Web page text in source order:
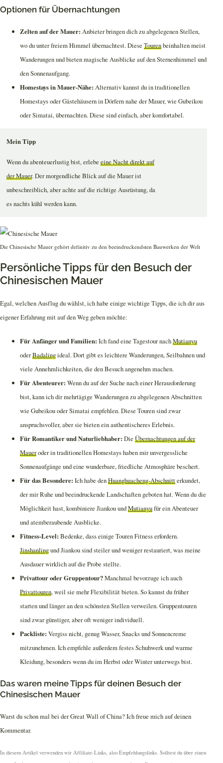
Optionen für Übernachtungen
Zelten auf der Mauer: Anbieter bringen dich zu abgelegenen Stellen,
wo du unter freiem Himmel übernachtest. Diese Tourenbeinhalten meist
Wanderungen und bieten magische Ausblicke auf den Sternenhimmel und
den Sonnenaufgang.
Homestays in Mauer-Nähe: Alternativ kannst du in traditionellen
Homestays oder Gästehäusern in Dörfern nahe der Mauer, wie Gubeikou
oder Simatai, übernachten. Diese sind einfach, aber komfortabel.
Mein Tipp
Wenn du abenteuerlustig bist, erlebe eine Nacht direkt auf
der Mauer. Der morgendliche Blick auf die Mauer ist
unbeschreiblich, aber achte auf die richtige Ausrüstung, da
es nachts kühl werden kann.
Die Chinesische Mauer gehört definitiv zu den beeindruckendsten Bauwerken der Welt
Persönliche Tipps für den Besuch der
Chinesischen Mauer
Egal, welchen Ausflug du wählst, ich habe einige wichtige Tipps, die ich dir aus
eigener Erfahrung mit auf den Weg geben möchte:
Für Anfänger und Familien: Ich fand eine Tagestour nachMutianyu
oderBadalingideal. Dort gibt es leichtere Wanderungen, Seilbahnen und
viele Annehmlichkeiten, die den Besuch angenehm machen.
Für Abenteurer: Wenn du auf der Suche nach einer Herausforderung
bist, kann ich dir mehrtägige Wanderungen zu abgelegenen Abschnitten
wie Gubeikou oder Simatai empfehlen. Diese Touren sind zwar
anspruchsvoller, aber sie bieten ein authentischeres Erlebnis.
Für Romantiker und Naturliebhaber: Die Übernachtungen auf der
Maueroder in traditionellen Homestays haben mir unvergessliche
Sonnenaufgänge und eine wunderbare, friedliche Atmosphäre beschert.
Für das Besondere: Ich habe denHuanghuacheng-Abschnitterkundet,
der mir Ruhe und beeindruckende Landschaften geboten hat. Wenn du die
Möglichkeit hast, kombiniere Jiankou undMutianyufür ein Abenteuer
und atemberaubende Ausblicke.
Fitness-Level: Bedenke, dass einige Touren Fitness erfordern.
Jinshanlingund Jiankou sind steiler und weniger restauriert, was meine
Ausdauer wirklich auf die Probe stellte.
Privattour oder Gruppentour?Manchmal bevorzuge ich auch
Privattouren, weil sie mehr Flexibilität bieten. So kannst du früher
starten und länger an den schönsten Stellen verweilen. Gruppentouren
sind zwar günstiger, aber oft weniger individuell.
Packliste: Vergiss nicht, genug Wasser, Snacks und Sonnencreme
mitzunehmen. Ich empfehle außerdem festes Schuhwerk und warme
Kleidung, besonders wenn du im Herbst oder Winter unterwegs bist.
Das waren meine Tipps für deinen Besuch der
Chinesischen Mauer
Warst du schon mal bei der Great Wall of China? Ich freue mich auf deinen
Kommentar.
In diesem Artikel verwenden wir Affiliate-Links, also Empfehlungslinks. Solltest du über einen